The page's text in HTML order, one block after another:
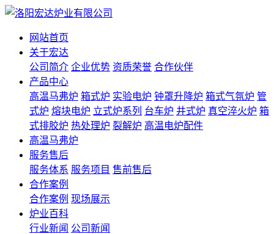
网站首页
关于宏达
公司简介 企业优势 资质荣誉 合作伙伴
产品中心
高温马弗炉 箱式炉 实验电炉 钟罩升降炉 箱式气氛炉 管
式炉 熔块电炉 立式炉系列 台车炉 井式炉 真空淬火炉 箱
式排胶炉 热处理炉 裂解炉 高温电炉配件
高温马弗炉
服务售后
服务体系 服务项目 售前售后
合作案例
合作案例 现场展示
炉业百科
行业新闻 公司新闻